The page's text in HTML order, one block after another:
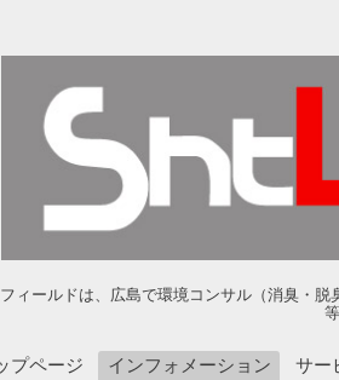
ィールドは、広島で環境コンサル（消臭・
プページ インフォメーション サー